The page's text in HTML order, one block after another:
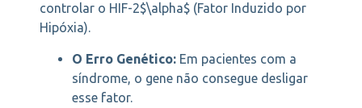
controlar o HIF-2$\alpha$ (Fator Induzido por
Hipóxia).
O Erro Genético: Em pacientes com a
síndrome, o gene não consegue desligar
esse fator.